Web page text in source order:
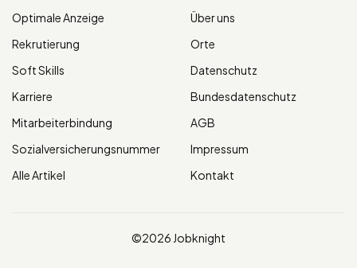
Optimale Anzeige
Rekrutierung
Soft Skills
Karriere
Mitarbeiterbindung
Sozialversicherungsnummer
Alle Artikel
Über uns
Orte
Datenschutz
Bundesdatenschutz
AGB
Impressum
Kontakt
©2026 Jobknight